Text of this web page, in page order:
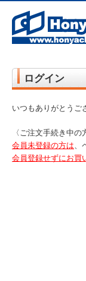
ログイン
いつもありがとうご
〈ご注文手続き中の
会員未登録の方は、
会員登録せずにお買